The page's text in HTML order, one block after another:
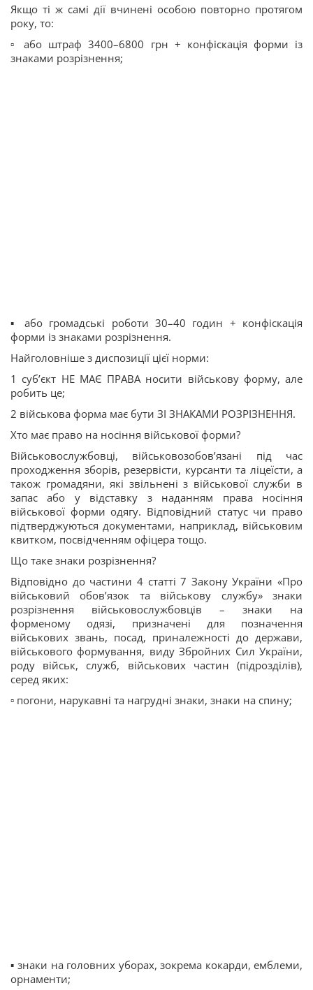
Якщо ті ж самі дії вчинені особою повторно протягом
року, то:
▫️ або штраф 3400–6800 грн + конфіскація форми із
знаками розрізнення;
▪️ або громадські роботи 30–40 годин + конфіскація
форми із знаками розрізнення.
Найголовніше з диспозиції цієї норми:
1️ суб’єкт НЕ МАЄ ПРАВА носити військову форму, але
робить це;
2️ військова форма має бути ЗІ ЗНАКАМИ РОЗРІЗНЕННЯ.
Хто має право на носіння військової форми?
Військовослужбовці, військовозобов’язані під час
проходження зборів, резервісти, курсанти та ліцеїсти, а
також громадяни, які звільнені з військової служби в
запас або у відставку з наданням права носіння
військової форми одягу. Відповідний статус чи право
підтверджуються документами, наприклад, військовим
квитком, посвідченням офіцера тощо.
Що таке знаки розрізнення?
Відповідно до частини 4 статті 7 Закону України «Про
військовий обов’язок та військову службу» знаки
розрізнення військовослужбовців – знаки на
форменому одязі, призначені для позначення
військових звань, посад, приналежності до держави,
військового формування, виду Збройних Сил України,
роду військ, служб, військових частин (підрозділів),
серед яких:
▫️ погони, нарукавні та нагрудні знаки, знаки на спину;
▪️ знаки на головних уборах, зокрема кокарди, емблеми,
орнаменти;